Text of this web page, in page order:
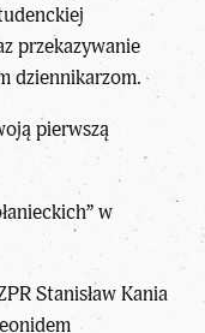
przekazywanie
dziennikarzom.
pierwszą
w
Stanisław Kania